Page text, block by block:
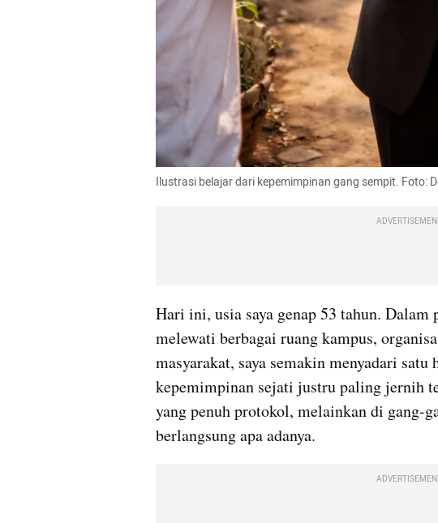
Ilustrasi belajar dari kepemimpinan gang sempit. Foto:
Hari ini, usia saya genap 53 tahun. Dalam
melewati berbagai ruang kampus,
masyarakat, saya semakin menyadari satu
kepemimpinan sejati justru paling jernih
yang penuh protokol, melainkan di gang-
berlangsung apa adanya.